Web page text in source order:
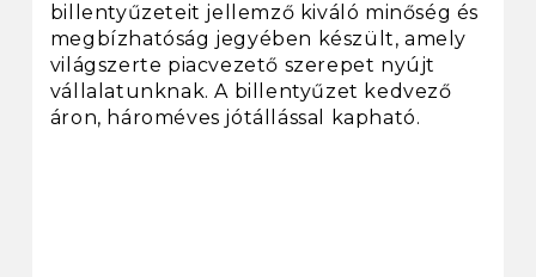
billentyűzeteit jellemző kiváló minőség és
megbízhatóság jegyében készült, amely
világszerte piacvezető szerepet nyújt
vállalatunknak. A billentyűzet kedvező
áron, hároméves jótállással kapható.